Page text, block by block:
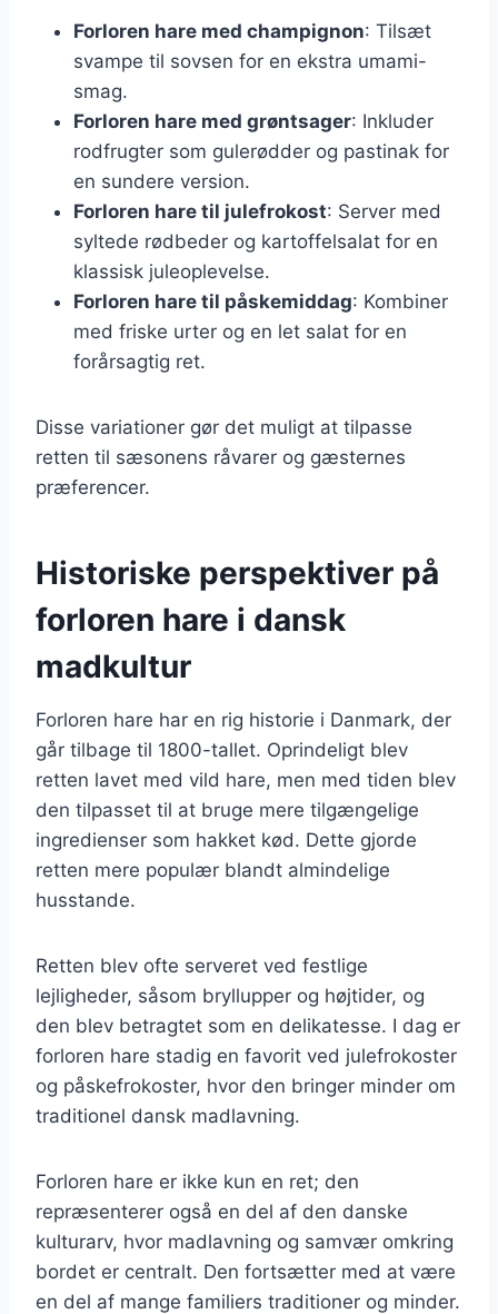
Forloren hare med champignon: Tilsæt
svampe til sovsen for en ekstra umami-
smag.
Forloren hare med grøntsager: Inkluder
rodfrugter som gulerødder og pastinak for
en sundere version.
Forloren hare til julefrokost: Server med
syltede rødbeder og kartoffelsalat for en
klassisk juleoplevelse.
Forloren hare til påskemiddag: Kombiner
med friske urter og en let salat for en
forårsagtig ret.
Disse variationer gør det muligt at tilpasse
retten til sæsonens råvarer og gæsternes
præferencer.
Historiske perspektiver på
forloren hare i dansk
madkultur
Forloren hare har en rig historie i Danmark, der
går tilbage til 1800-tallet. Oprindeligt blev
retten lavet med vild hare, men med tiden blev
den tilpasset til at bruge mere tilgængelige
ingredienser som hakket kød. Dette gjorde
retten mere populær blandt almindelige
husstande.
Retten blev ofte serveret ved festlige
lejligheder, såsom bryllupper og højtider, og
den blev betragtet som en delikatesse. I dag er
forloren hare stadig en favorit ved julefrokoster
og påskefrokoster, hvor den bringer minder om
traditionel dansk madlavning.
Forloren hare er ikke kun en ret; den
repræsenterer også en del af den danske
kulturarv, hvor madlavning og samvær omkring
bordet er centralt. Den fortsætter med at være
en del af mange familiers traditioner og minder.